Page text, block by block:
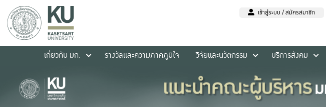
เข้าสู่ระบบ / สมัครสมาชิก
เกี่ยวกับ มก.
รางวัลและความภาคภูมิใจ วิจัยและนวัตกรรม บริการสังคม